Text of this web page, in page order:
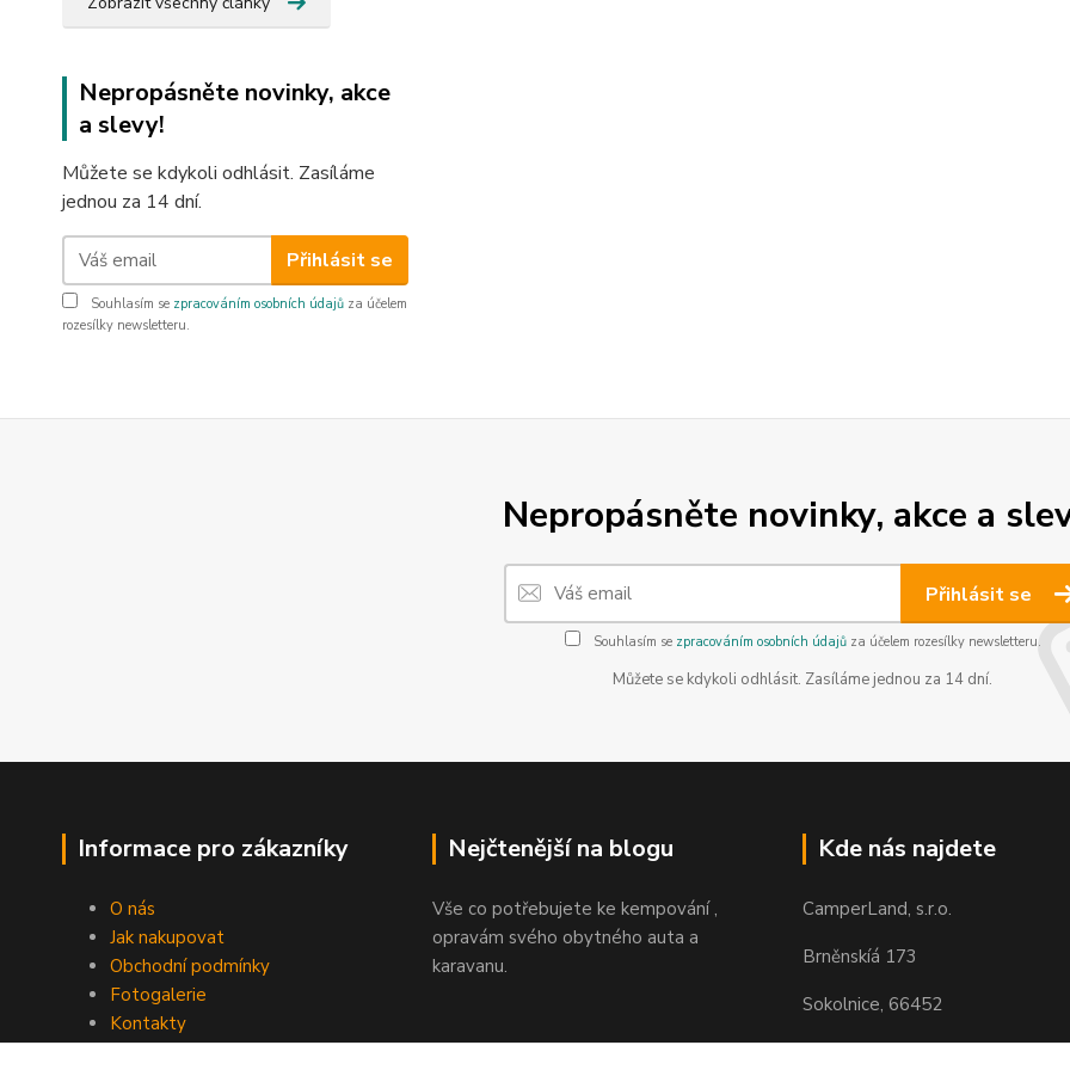
Nepropásněte novinky, akce
a slevy!
Můžete se kdykoli odhlásit. Zasíláme
jednou za 14 dní.
Přihlásit se
Souhlasím se zpracováním osobních údajů za účelem
rozesílky newsletteru.
Nepropásněte novinky, akce a
Přihlásit se
Souhlasím se zpracováním osobních údajůza účelem rozesílky newsletteru.
Můžete se kdykoli odhlásit. Zasíláme jednou za 14 dní.
Informace pro zákazníky
O nás
Jak nakupovat
Obchodní podmínky
Fotogalerie
Kontakty
Nejčtenější na blogu
Vše co potřebujete ke kempování ,
opravám svého obytného auta a
karavanu.
Kde nás najdete
CamperLand, s.r.o.
Brněnskíá 173
Sokolnice, 66452